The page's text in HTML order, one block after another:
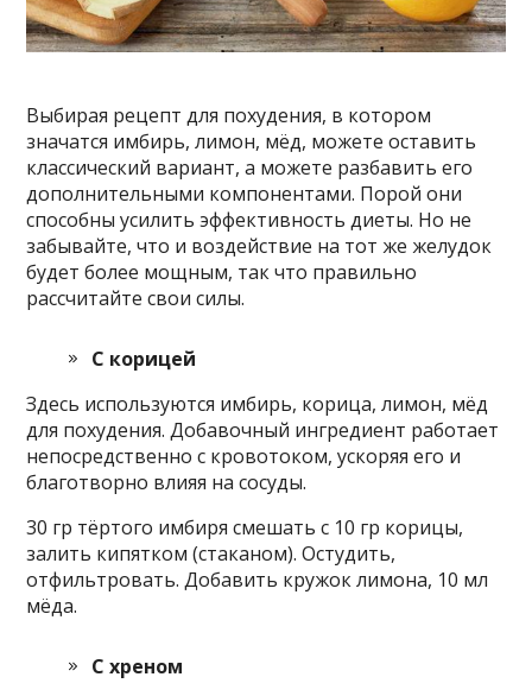
Выбирая рецепт для похудения, в котором
значатся имбирь, лимон, мёд, можете оставить
классический вариант, а можете разбавить его
дополнительными компонентами. Порой они
способны усилить эффективность диеты. Но не
забывайте, что и воздействие на тот же желудок
будет более мощным, так что правильно
рассчитайте свои силы.
С корицей
Здесь используются имбирь, корица, лимон, мёд
для похудения. Добавочный ингредиент работает
непосредственно с кровотоком, ускоряя его и
благотворно влияя на сосуды.
30 гр тёртого имбиря смешать с 10 гр корицы,
залить кипятком (стаканом). Остудить,
отфильтровать. Добавить кружок лимона, 10 мл
мёда.
С хреном